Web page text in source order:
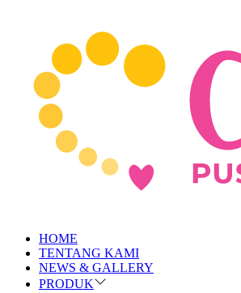
HOME
TENTANG KAMI
NEWS & GALLERY
PRODUK